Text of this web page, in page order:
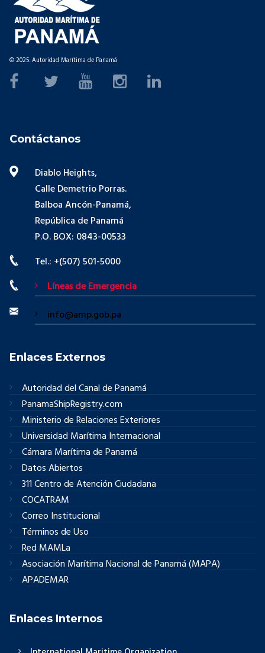
© 2025. Autoridad Marítima de Panamá
Contáctanos
Diablo Heights,
Calle Demetrio Porras.
Balboa Ancón-Panamá,
República de Panamá
P.O. BOX: 0843-00533
Tel.: +(507) 501-5000
Líneas de Emergencia
info@amp.gob.pa
Enlaces Externos
Autoridad del Canal de Panamá
PanamaShipRegistry.com
Ministerio de Relaciones Exteriores
Universidad Marítima Internacional
Cámara Marítima de Panamá
Datos Abiertos
311 Centro de Atención Ciudadana
COCATRAM
Correo Institucional
Términos de Uso
Red MAMLa
Asociación Marítima Nacional de Panamá (MAPA)
APADEMAR
Enlaces Internos